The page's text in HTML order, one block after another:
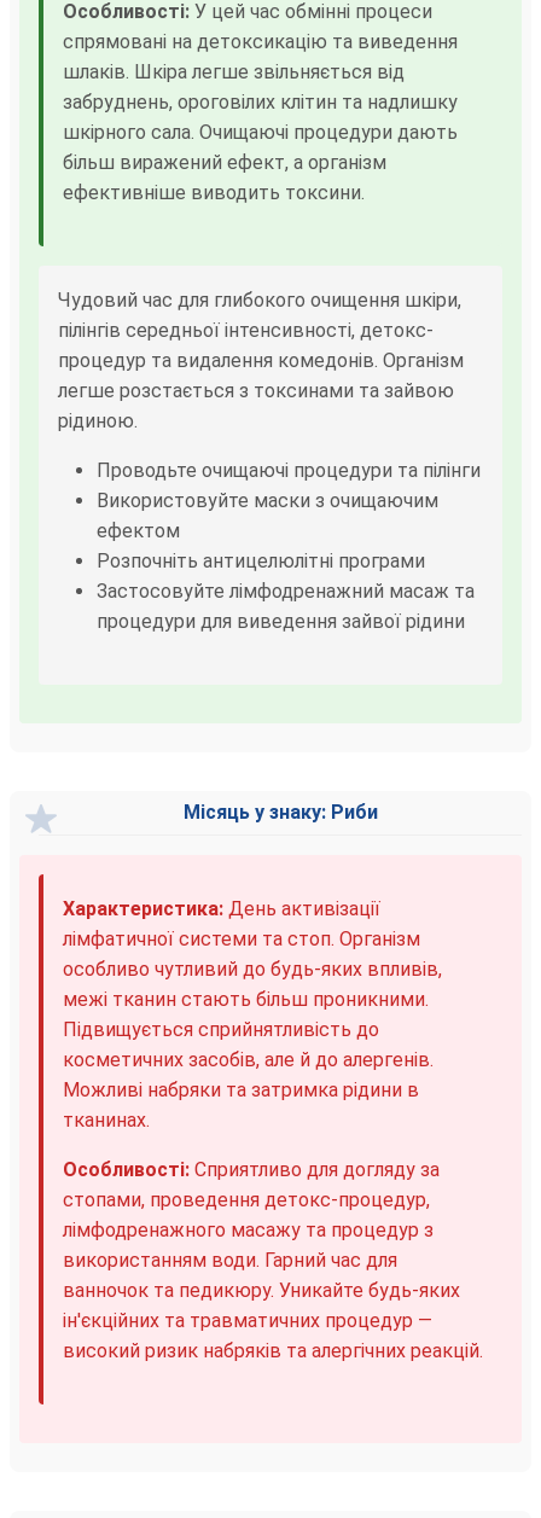
Особливості: У цей час обмінні процеси
спрямовані на детоксикацію та виведення
шлаків. Шкіра легше звільняється від
забруднень, ороговілих клітин та надлишку
шкірного сала. Очищаючі процедури дають
більш виражений ефект, а організм
ефективніше виводить токсини.
Чудовий час для глибокого очищення шкіри,
пілінгів середньої інтенсивності, детокс-
процедур та видалення комедонів. Організм
легше розстається з токсинами та зайвою
рідиною.
Проводьте очищаючі процедури та пілінги
Використовуйте маски з очищаючим
ефектом
Розпочніть антицелюлітні програми
Застосовуйте лімфодренажний масаж та
процедури для виведення зайвої рідини
Місяць у знаку: Риби
Характеристика: День активізації
лімфатичної системи та стоп. Організм
особливо чутливий до будь-яких впливів,
межі тканин стають більш проникними.
Підвищується сприйнятливість до
косметичних засобів, але й до алергенів.
Можливі набряки та затримка рідини в
тканинах.
Особливості: Сприятливо для догляду за
стопами, проведення детокс-процедур,
лімфодренажного масажу та процедур з
використанням води. Гарний час для
ванночок та педикюру. Уникайте будь-яких
ін'єкційних та травматичних процедур —
високий ризик набряків та алергічних реакцій.